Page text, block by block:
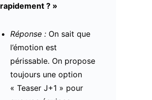
rapidement ? »
Réponse :On sait que
l’émotion est
périssable. On propose
toujours une option
« Teaser J+1 » pour